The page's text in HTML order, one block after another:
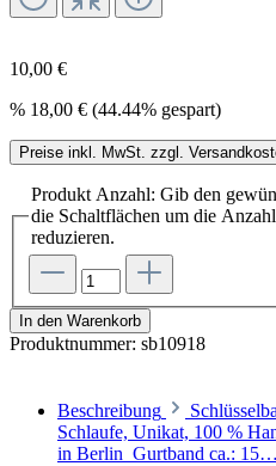
10,00 €
% 18,00 € (44.44% gespart)
Preise inkl. MwSt. zzgl.
Produkt Anzahl: Gib den
die Schaltflächen um die
reduzieren.
In den Warenkorb
Produktnummer: sb10918
Beschreibung
Schlaufe, Unikat, 100 %
in Berlin Gurtband ca.: 15…